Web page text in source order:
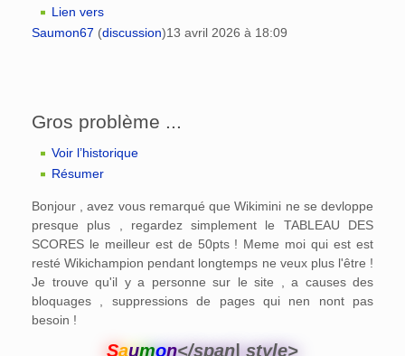
Lien vers
Saumon67 (discussion)13 avril 2026 à 18:09
Gros problème ...
Voir l’historique
Résumer
Bonjour , avez vous remarqué que Wikimini ne se devloppe
presque plus , regardez simplement le TABLEAU DES
SCORES le meilleur est de 50pts ! Meme moi qui est est
resté Wikichampion pendant longtemps ne veux plus l'être !
Je trouve qu'il y a personne sur le site , a causes des
bloquages , suppressions de pages qui nen nont pas
besoin !
Saumon</span| style>